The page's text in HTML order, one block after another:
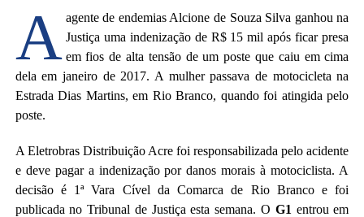
A agente de endemias Alcione de Souza Silva ganhou na
Justiça uma indenização de R$ 15 mil após ficar presa
em fios de alta tensão de um poste que caiu em cima
dela em janeiro de 2017. A mulher passava de motocicleta na
Estrada Dias Martins, em Rio Branco, quando foi atingida pelo
poste.
A Eletrobras Distribuição Acre foi responsabilizada pelo acidente
e deve pagar a indenização por danos morais à motociclista. A
decisão é 1ª Vara Cível da Comarca de Rio Branco e foi
publicada no Tribunal de Justiça esta semana. O G1 entrou em